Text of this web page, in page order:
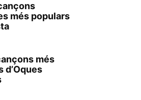
més populars
més
d’Oques